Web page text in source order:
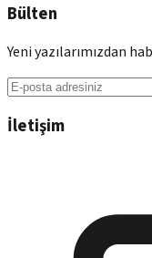
Bülten
Yeni yazılarımızdan
İletişim